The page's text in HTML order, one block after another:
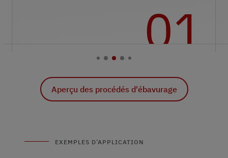
01
Aperçu des procédés d'ébavurage
EXEMPLES D’APPLICATION